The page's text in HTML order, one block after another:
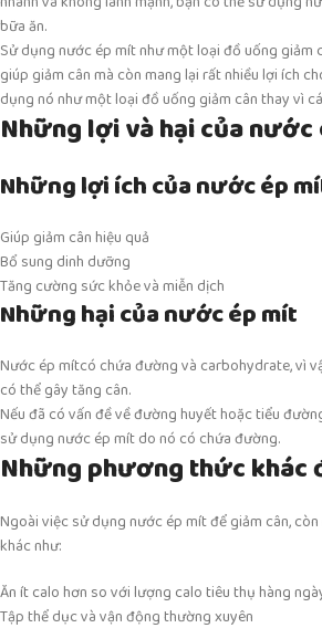
bữa ăn.
Sử dụng nước ép mít như một loại đồ uống giảm
giúp giảm cân mà còn mang lại rất nhiều lợi ích
dụng nó như một loại đồ uống giảm cân thay vì
Những lợi và hại của
Những lợi ích của nước ép
Giúp giảm cân hiệu quả
Bổ sung dinh dưỡng
Tăng cường sức khỏe và miễn dịch
Những hại của nước ép mít
Nước ép mítcó chứa đường và carbohydrate, vì
có thể gây tăng cân.
Nếu đã có vấn đề về đường huyết hoặc tiểu
sử dụng nước ép mít do nó có chứa đường.
Những phương thức khác
Ngoài việc sử dụng nước ép mít để giảm cân,
khác như:
Ăn ít calo hơn so với lượng calo tiêu thụ hàng
Tập thể dục và vận động thường xuyên